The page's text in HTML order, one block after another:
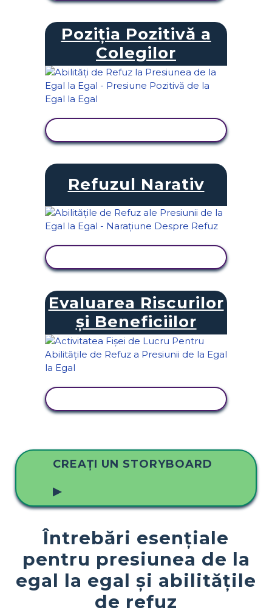
Poziția Pozitivă a
Colegilor
Refuzul Narativ
Evaluarea Riscurilor
și Beneficiilor
CREAȚI UN STORYBOARD
▶
Întrebări esențiale
pentru presiunea de la
egal la egal și abilitățile
de refuz